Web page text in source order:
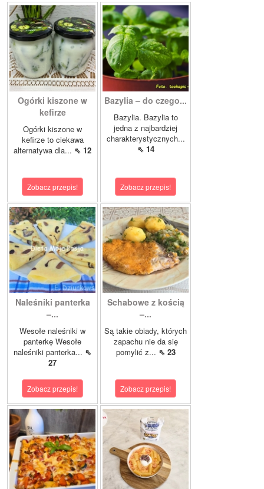
Ogórki kiszone w
kefirze
Ogórki kiszone w
kefirze to ciekawa
alternatywa dla... ⇖ 12
Zobacz przepis!
Bazylia – do czego...
Bazylia. Bazylia to
jedna z najbardziej
charakterystycznych...
⇖ 14
Zobacz przepis!
Naleśniki panterka
–...
Wesołe naleśniki w
panterkę Wesołe
naleśniki panterka... ⇖
27
Zobacz przepis!
Schabowe z kością
–...
Są takie obiady, których
zapachu nie da się
pomylić z... ⇖ 23
Zobacz przepis!